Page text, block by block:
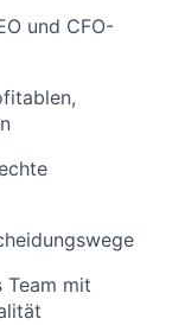
und CFO-
Team mit